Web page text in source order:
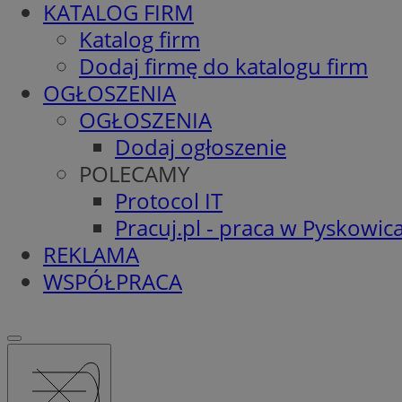
KATALOG FIRM
Katalog firm
Dodaj firmę do katalogu firm
OGŁOSZENIA
OGŁOSZENIA
Dodaj ogłoszenie
POLECAMY
Protocol IT
Pracuj.pl - praca w
REKLAMA
WSPÓŁPRACA